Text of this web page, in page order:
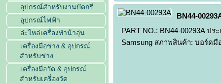
อุปกรณ์สำหรับงานบัดกรี
อุปกรณ์ไฟฟ้า
อ่ะไหล่เครื่องทำน้าอุ่น
เครื่องมือช่าง & อุปกรณ์
สำหรับช่าง
เครื่องมือวัด & อุปกรณ์
สำหรับเครื่องวัด
BN44-
PART NO.: BN44-00293A ป
Samsung สภาพสินค้า: บอร์ดมื